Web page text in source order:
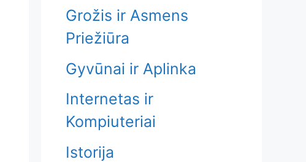
Grožis ir Asmens
Priežiūra
Gyvūnai ir Aplinka
Internetas ir
Kompiuteriai
Istorija